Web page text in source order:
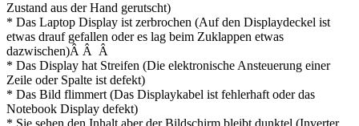
Zustand aus der Hand gerutscht)
* Das Laptop Display ist zerbrochen (Auf den Displaydeckel ist
etwas drauf gefallen oder es lag beim Zuklappen etwas
dazwischen)Â Â Â
* Das Display hat Streifen (Die elektronische Ansteuerung einer
Zeile oder Spalte ist defekt)
* Das Bild flimmert (Das Displaykabel ist fehlerhaft oder das
Notebook Display defekt)
* Sie sehen den Inhalt aber der Bildschirm bleibt dunktel (Inverter